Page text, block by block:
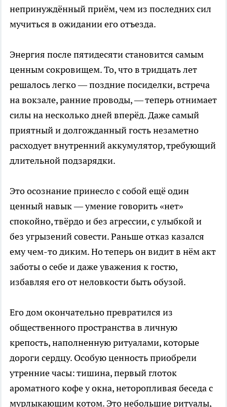
непринуждённый приём, чем из последних сил
мучиться в ожидании его отъезда.
Энергия после пятидесяти становится самым
ценным сокровищем. То, что в тридцать лет
решалось легко — поздние посиделки, встреча
на вокзале, ранние проводы, — теперь отнимает
силы на несколько дней вперёд. Даже самый
приятный и долгожданный гость незаметно
расходует внутренний аккумулятор, требующий
длительной подзарядки.
Это осознание принесло с собой ещё один
ценный навык — умение говорить «нет»
спокойно, твёрдо и без агрессии, с улыбкой и
без угрызений совести. Раньше отказ казался
ему чем-то диким. Но теперь он видит в нём акт
заботы о себе и даже уважения к гостю,
избавляя его от неловкости быть обузой.
Его дом окончательно превратился из
общественного пространства в личную
крепость, наполненную ритуалами, которые
дороги сердцу. Особую ценность приобрели
утренние часы: тишина, первый глоток
ароматного кофе у окна, неторопливая беседа с
мурлыкающим котом. Это небольшие ритуалы,